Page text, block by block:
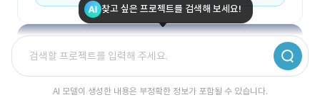
딱 맞는 견적이 궁금하신가요?
찾고 싶은 프로젝트를 검색해 보세요!
AI 모델이 생성한 내용은 부정확한 정보가 포함될 수 있습니다.